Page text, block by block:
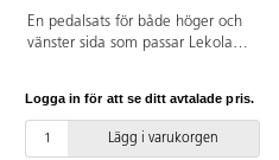
En pedalsats för både höger och
vänster sida som passar Lekolars
Cykel medi, 75384 Taxicykel,
samt utryckningsfordonen 75387,
75389, 75391 polis, brandkår och
Logga in för att se ditt avtalade pris.
Lägg i varukorgen